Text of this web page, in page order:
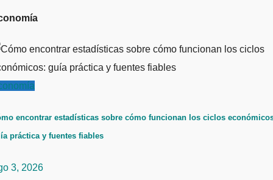
encontrar estadísticas sobre cómo funcionan los ciclos
práctica y fuentes fiables
3, 2026